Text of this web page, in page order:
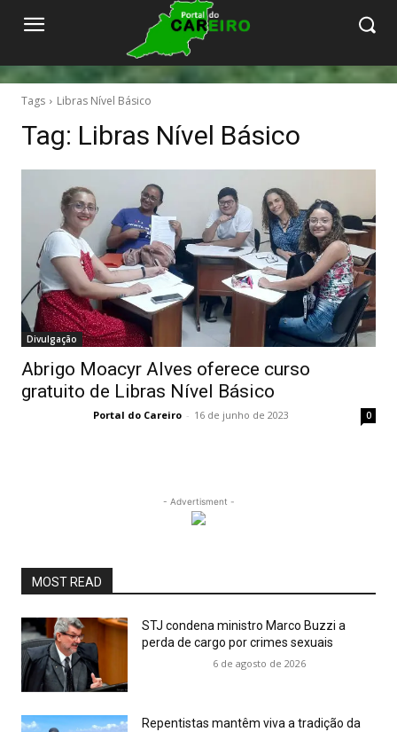
Tags Libras Nível Básico
Tag: Libras Nível Básico
Divulgação
Abrigo Moacyr Alves oferece curso
gratuito de Libras Nível Básico
Portal do Careiro - 16 de junho de 2023 0
- Advertisment -
MOST READ
STJ condena ministro Marco Buzzi a
perda de cargo por crimes sexuais
6 de agosto de 2026
Repentistas mantêm viva a tradição da